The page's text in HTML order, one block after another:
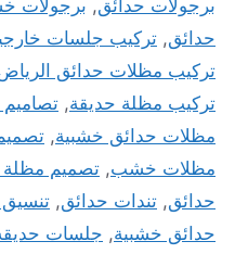
برجولات حدائق, برجولات
حدائق, تركيب جلسات
تركيب مظلات حدائق
تركيب مظلة حديقة,
مظلات حدائق خشبية,
مظلات خشب, تصميم مظلة
حدائق, تندات حدائق,
حدائق خشبية, جلسات